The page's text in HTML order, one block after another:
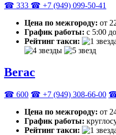
☎ 333 ☎ +7 (949) 099-50-41
Цена по межгороду: от
График работы: с 5:00
Рейтинг такси:
Вегас
☎ 600 ☎ +7 (949) 308-66-00 ☎
Цена по межгороду: от
График работы:
Рейтинг такси: